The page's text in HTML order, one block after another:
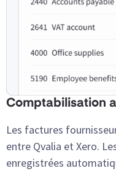
Comptabilisation
Les factures
entre Qvalia et Xero.
enregistrées